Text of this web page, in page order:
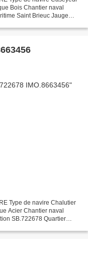
Bois Chantier naval
Saint Brieuc Jauge
IMO.8663456
Type de navire Chalutier
Acier Chantier naval
SB.722678 Quartier